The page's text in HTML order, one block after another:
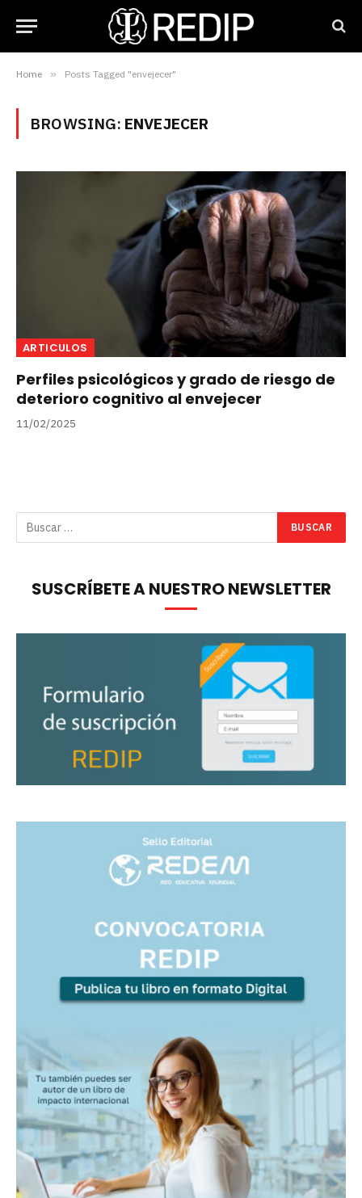
Home » Posts Tagged "envejecer"
BROWSING: ENVEJECER
ARTICULOS
Perfiles psicológicos y grado de riesgo de
deterioro cognitivo al envejecer
11/02/2025
SUSCRÍBETE A NUESTRO NEWSLETTER